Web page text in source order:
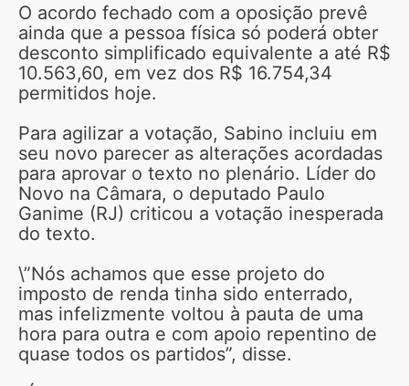
O acordo fechado com a oposição prevê
ainda que a pessoa física só poderá obter
desconto simplificado equivalente a até R$
10.563,60, em vez dos R$ 16.754,34
permitidos hoje.
Para agilizar a votação, Sabino incluiu em
seu novo parecer as alterações acordadas
para aprovar o texto no plenário. Líder do
Novo na Câmara, o deputado Paulo
Ganime (RJ) criticou a votação inesperada
do texto.
\”Nós achamos que esse projeto do
imposto de renda tinha sido enterrado,
mas infelizmente voltou à pauta de uma
hora para outra e com apoio repentino de
quase todos os partidos”, disse.